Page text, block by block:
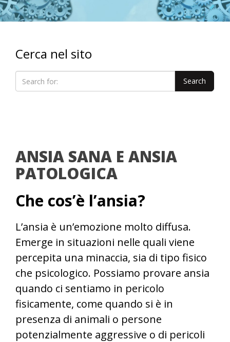
Cerca nel sito
ANSIA SANA E ANSIA
PATOLOGICA
Che cos’è l’ansia?
L’ansia è un’emozione molto diffusa.
Emerge in situazioni nelle quali viene
percepita una minaccia, sia di tipo fisico
che psicologico. Possiamo provare ansia
quando ci sentiamo in pericolo
fisicamente, come quando si è in
presenza di animali o persone
potenzialmente aggressive o di pericoli